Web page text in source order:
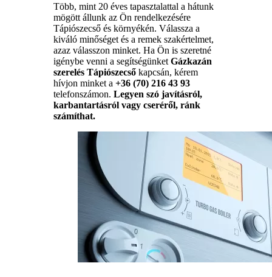
Több, mint 20 éves tapasztalattal a hátunk
mögött állunk az Ön rendelkezésére
Tápiószecső és környékén. Válassza a
kiváló minőséget és a remek szakértelmet,
azaz válasszon minket. Ha Ön is szeretné
igénybe venni a segítségünket Gázkazán
szerelés Tápiószecső kapcsán, kérem
hívjon minket a +36 (70) 216 43 93
telefonszámon. Legyen szó javításról,
karbantartásról vagy cseréről, ránk
számíthat.